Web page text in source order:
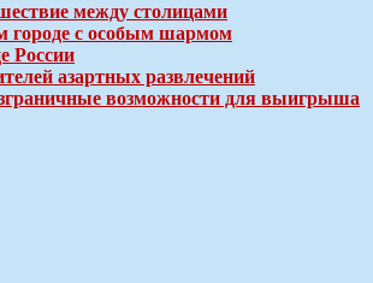
между столицами
городе с особым шармом
России
азартных развлечений
возможности для выигрыша